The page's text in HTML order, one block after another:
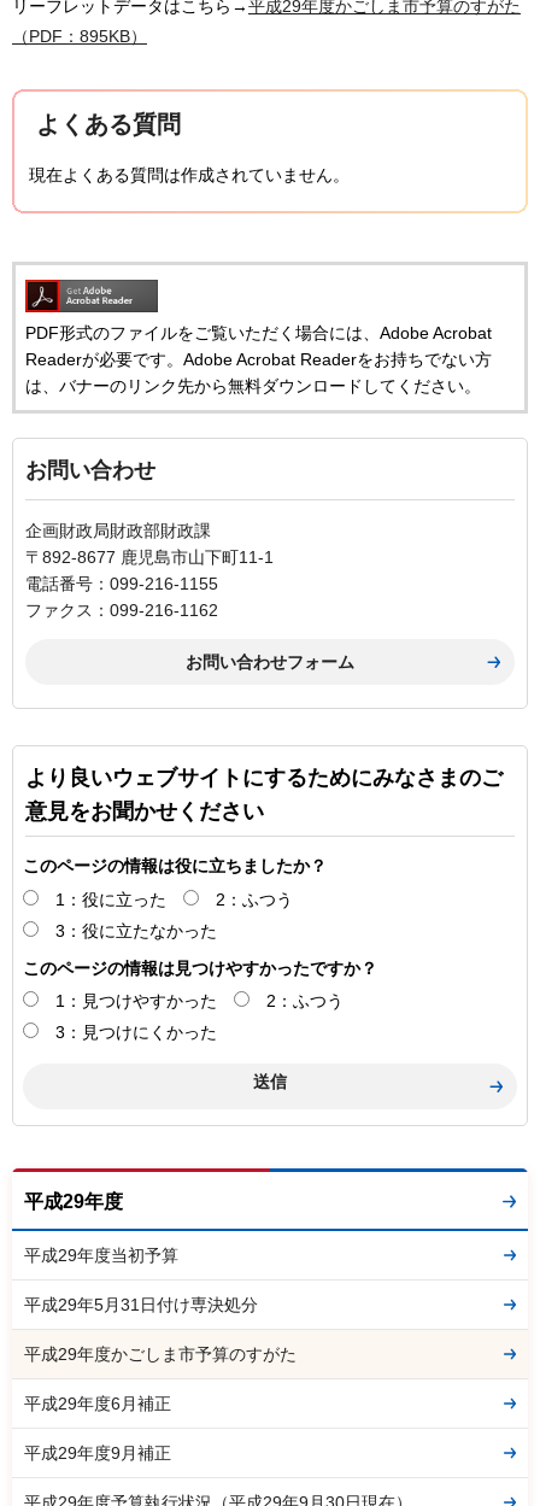
リーフレットデータはこちら→平成29年度かごしま市予算のすがた
（PDF：895KB）
よくある質問
現在よくある質問は作成されていません。
PDF形式のファイルをご覧いただく場合には、Adobe Acrobat
Readerが必要です。Adobe Acrobat Readerをお持ちでない方
は、バナーのリンク先から無料ダウンロードしてください。
お問い合わせ
企画財政局財政部財政課
〒892-8677 鹿児島市山下町11-1
電話番号：099-216-1155
ファクス：099-216-1162
より良いウェブサイトにするためにみなさまのご
意見をお聞かせください
このページの情報は役に立ちましたか？
1：役に立った
2：ふつう
3：役に立たなかった
このページの情報は見つけやすかったですか？
1：見つけやすかった
2：ふつう
3：見つけにくかった
平成29年度
平成29年度当初予算
平成29年5月31日付け専決処分
平成29年度かごしま市予算のすがた
平成29年度6月補正
平成29年度9月補正
平成29年度予算執行状況（平成29年9月30日現在）